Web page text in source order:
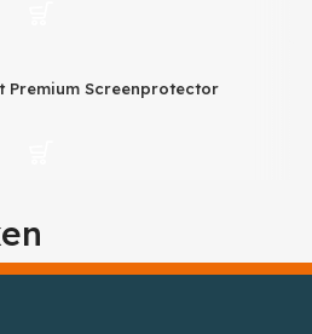
Premium Screenprotector